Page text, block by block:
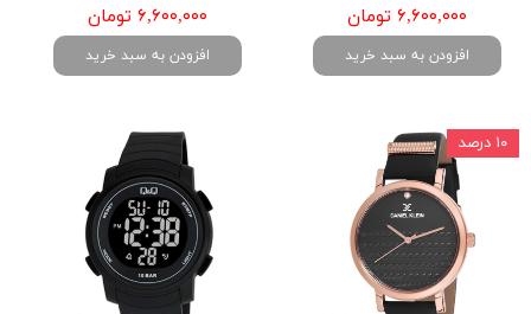
۶,۶۰۰,۰۰۰ تومان
افزودن به سبد خرید
۶,۶۰۰,۰۰۰ تومان
افزودن به سبد خرید
۱۰ درصد